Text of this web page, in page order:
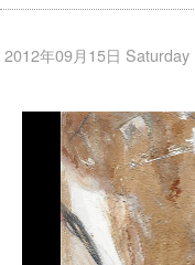
2012年09月15日 Saturday